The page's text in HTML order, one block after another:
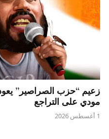
زعيم “حزب الصراصير”
مودي على التراجع
1 أغسطس 2026